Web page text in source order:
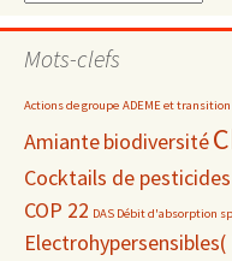
date
Mots-clefs
Actions de groupe ADEME et
Amiantebiodiversité
Cocktails de pesticides
COP 22 DAS Débit d'absorption
Electrohypersensibles(